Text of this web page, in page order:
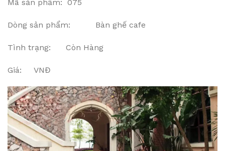
Mã sản phẩm: 075
Dòng sản phẩm: Bàn ghế cafe
Tình trạng: Còn Hàng
Giá: VNĐ